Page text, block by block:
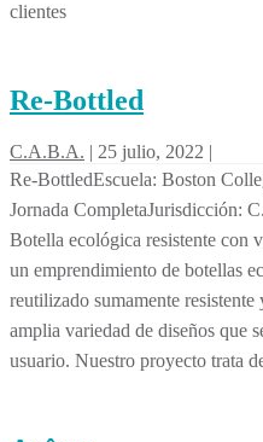
clientes
Re-Bottled
C.A.B.A. | 25 julio, 2022 |
Re-BottledEscuela: Boston
Jornada
Botella ecológica resistente con
un emprendimiento de botellas
reutilizado sumamente
amplia variedad de diseños que
usuario. Nuestro proyecto trata